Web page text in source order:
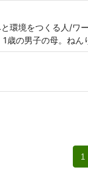
環境をつくる人/
の男子の母。ねん
1